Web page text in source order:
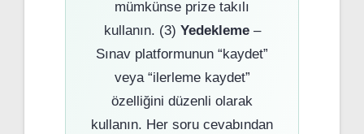
mümkünse prize takılı
kullanın. (3) Yedekleme–
Sınav platformunun “kaydet”
veya “ilerleme kaydet”
özelliğini düzenli olarak
kullanın. Her soru cevabından